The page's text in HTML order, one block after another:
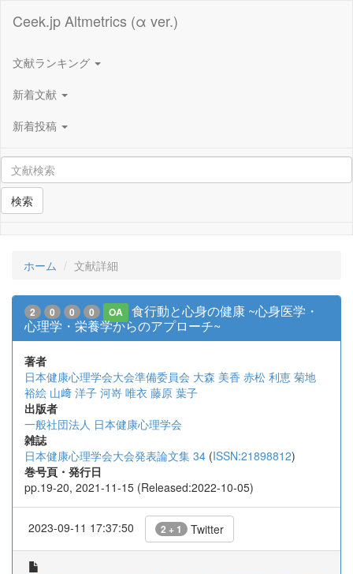
Ceek.jp Altmetrics (α ver.)
文献ランキング
新着文献
新着投稿
検索
ホーム 文献詳細
2 0 0 0 OA
食行動と心身の健康 ~心身医学・
心理学・栄養学からのアプローチ~
著者
日本健康心理学会大会準備委員会 大森 美香 赤松 利恵 菊地
裕絵 山﨑 洋子 河嵜 唯衣 藤原 葉子
出版者
一般社団法人 日本健康心理学会
雑誌
日本健康心理学会大会発表論文集 34 (ISSN:21898812)
巻号頁・発行日
pp.19-20, 2021-11-15 (Released:2022-10-05)
2023-09-11 17:37:50 2 + 1 Twitter